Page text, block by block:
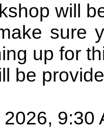
will
sure
up for
be
9:30